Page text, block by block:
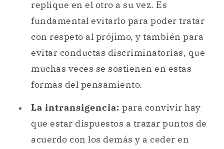
replique en el otro a su vez. Es
fundamental evitarlo para poder tratar
con respeto al prójimo, y también para
evitar conductas discriminatorias, que
muchas veces se sostienen en estas
formas del pensamiento.
La intransigencia: para convivir hay
que estar dispuestos a trazar puntos de
acuerdo con los demás y a ceder en